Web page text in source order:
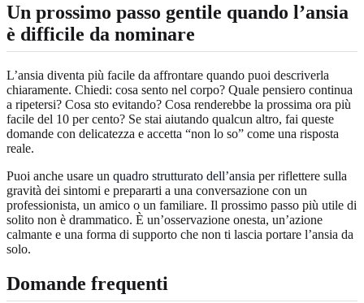
Un prossimo passo gentile quando l’ansia
è difficile da nominare
L’ansia diventa più facile da affrontare quando puoi descriverla
chiaramente. Chiedi: cosa sento nel corpo? Quale pensiero continua
a ripetersi? Cosa sto evitando? Cosa renderebbe la prossima ora più
facile del 10 per cento? Se stai aiutando qualcun altro, fai queste
domande con delicatezza e accetta “non lo so” come una risposta
reale.
Puoi anche usare un quadro strutturato dell’ansia per riflettere sulla
gravità dei sintomi e prepararti a una conversazione con un
professionista, un amico o un familiare. Il prossimo passo più utile di
solito non è drammatico. È un’osservazione onesta, un’azione
calmante e una forma di supporto che non ti lascia portare l’ansia da
solo.
Domande frequenti